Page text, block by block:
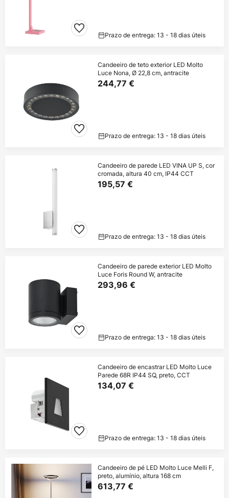
Prazo de entrega: 13 - 18 dias úteis
Candeeiro de teto exterior LED Molto
Luce Nona, Ø 22,8 cm, antracite
244,77 €
Prazo de entrega: 13 - 18 dias úteis
Candeeiro de parede LED VINA UP S, cor
cromada, altura 40 cm, IP44 CCT
195,57 €
Prazo de entrega: 13 - 18 dias úteis
Candeeiro de parede exterior LED Molto
Luce Foris Round W, antracite
293,96 €
Prazo de entrega: 13 - 18 dias úteis
Candeeiro de encastrar LED Molto Luce
Parede 68R IP44 SQ, preto, CCT
134,07 €
Prazo de entrega: 13 - 18 dias úteis
Candeeiro de pé LED Molto Luce Melli F,
preto, alumínio, altura 168 cm
613,77 €